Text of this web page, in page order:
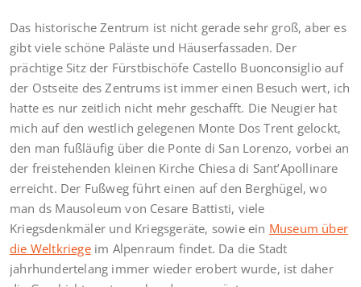
Das historische Zentrum ist nicht gerade sehr groß, aber es
gibt viele schöne Paläste und Häuserfassaden. Der
prächtige Sitz der Fürstbischöfe Castello Buonconsiglio auf
der Ostseite des Zentrums ist immer einen Besuch wert, ich
hatte es nur zeitlich nicht mehr geschafft. Die Neugier hat
mich auf den westlich gelegenen Monte Dos Trent gelockt,
den man fußläufig über die Ponte di San Lorenzo, vorbei an
der freistehenden kleinen Kirche Chiesa di Sant’Apollinare
erreicht. Der Fußweg führt einen auf den Berghügel, wo
man ds Mausoleum von Cesare Battisti, viele
Kriegsdenkmäler und Kriegsgeräte, sowie ein Museum über
die Weltkriegeim Alpenraum findet. Da die Stadt
jahrhundertelang immer wieder erobert wurde, ist daher